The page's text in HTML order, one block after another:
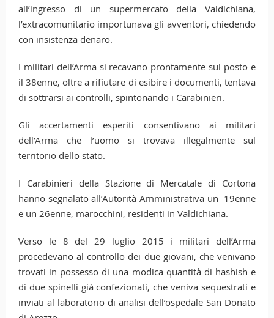
all’ingresso di un supermercato della Valdichiana,
l’extracomunitario importunava gli avventori, chiedendo
con insistenza denaro.
I militari dell’Arma si recavano prontamente sul posto e
il 38enne, oltre a rifiutare di esibire i documenti, tentava
di sottrarsi ai controlli, spintonando i Carabinieri.
Gli accertamenti esperiti consentivano ai militari
dell’Arma che l’uomo si trovava illegalmente sul
territorio dello stato.
I Carabinieri della Stazione di Mercatale di Cortona
hanno segnalato all’Autorità Amministrativa un 19enne
e un 26enne, marocchini, residenti in Valdichiana.
Verso le 8 del 29 luglio 2015 i militari dell’Arma
procedevano al controllo dei due giovani, che venivano
trovati in possesso di una modica quantità di hashish e
di due spinelli già confezionati, che veniva sequestrati e
inviati al laboratorio di analisi dell’ospedale San Donato